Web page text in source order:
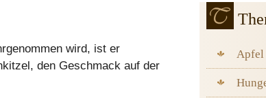
wird, ist er
den Geschmack auf der
Apfel